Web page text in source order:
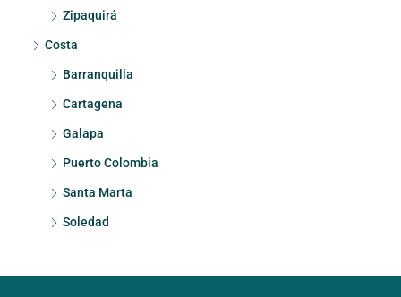
Zipaquirá
Costa
Barranquilla
Cartagena
Galapa
Puerto Colombia
Santa Marta
Soledad